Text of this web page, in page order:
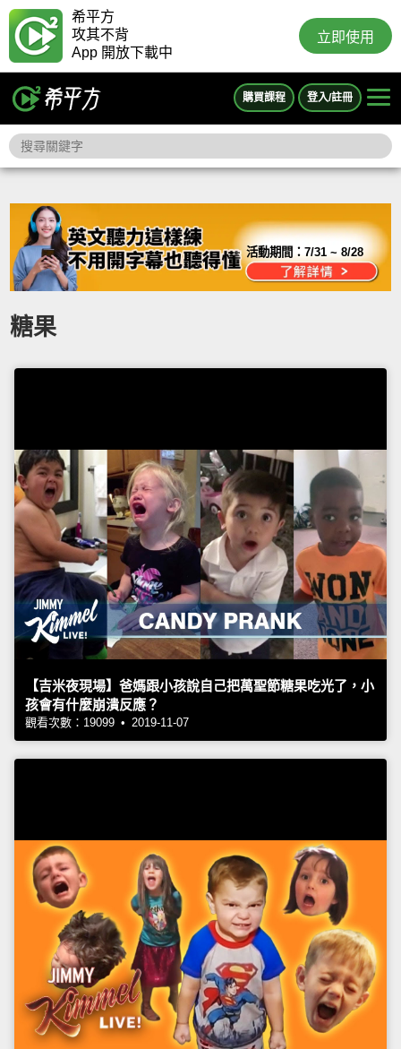
希平方
攻其不背
App 開放下載中
立即使用
購買課程 登入/註冊
活動期間：7/31 ~ 8/28
糖果
【吉米夜現場】爸媽跟小孩說自己把萬聖節糖果吃光了，小
孩會有什麼崩潰反應？
觀看次數：19099 • 2019-11-07